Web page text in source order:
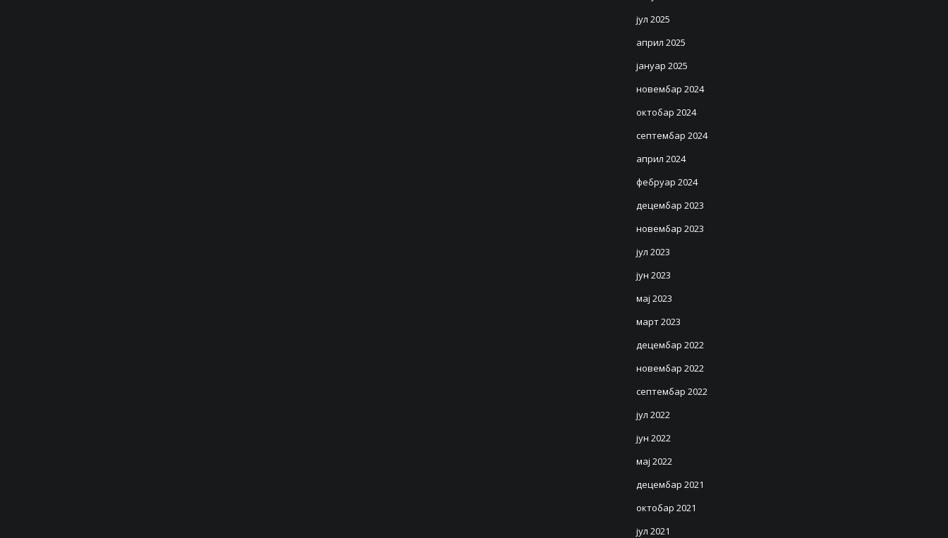
јул 2025
април 2025
јануар 2025
новембар 2024
октобар 2024
септембар 2024
април 2024
фебруар 2024
децембар 2023
новембар 2023
јул 2023
јун 2023
мај 2023
март 2023
децембар 2022
новембар 2022
септембар 2022
јул 2022
јун 2022
мај 2022
децембар 2021
октобар 2021
јул 2021